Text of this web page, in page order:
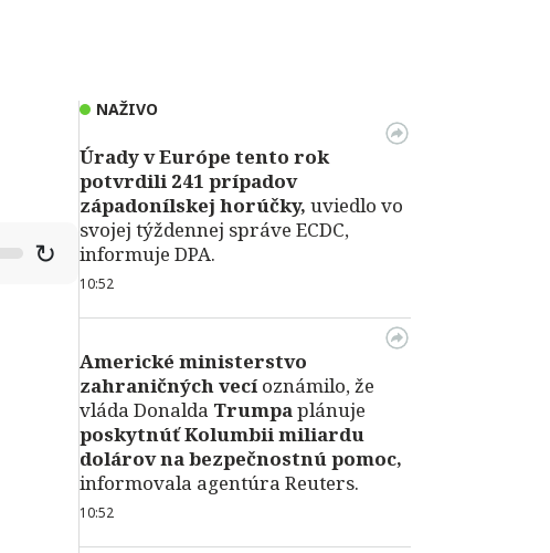
↻
NAŽIVO
Úrady v Európe tento rok
potvrdili 241 prípadov
západonílskej horúčky, uviedlo vo
svojej týždennej správe ECDC,
informuje DPA.
10:52
Americké ministerstvo
zahraničných vecí oznámilo, že
vláda Donalda Trumpaplánuje
poskytnúť Kolumbii miliardu
dolárov na bezpečnostnú pomoc,
informovala agentúra Reuters.
10:52